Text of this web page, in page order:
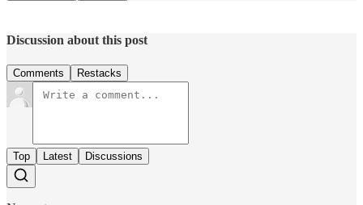
Discussion about this post
Comments Restacks
Top Latest Discussions